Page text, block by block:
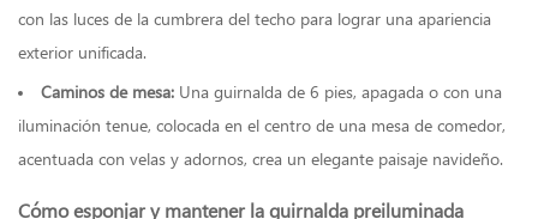
con las luces de la cumbrera del techo para lograr una apariencia
exterior unificada.
Caminos de mesa: Una guirnalda de 6 pies, apagada o con una
iluminación tenue, colocada en el centro de una mesa de comedor,
acentuada con velas y adornos, crea un elegante paisaje navideño.
Cómo esponjar y mantener la guirnalda preiluminada